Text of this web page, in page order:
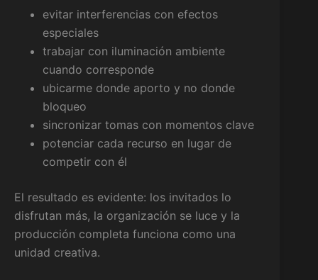
evitar interferencias con efectos
especiales
trabajar con iluminación ambiente
cuando corresponde
ubicarme donde aporto y no donde
bloqueo
sincronizar tomas con momentos clave
potenciar cada recurso en lugar de
competir con él
El resultado es evidente: los invitados lo
disfrutan más, la organización se luce y la
producción completa funciona como una
unidad creativa.